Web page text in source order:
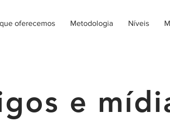
oferecemos Metodologia Níveis
e